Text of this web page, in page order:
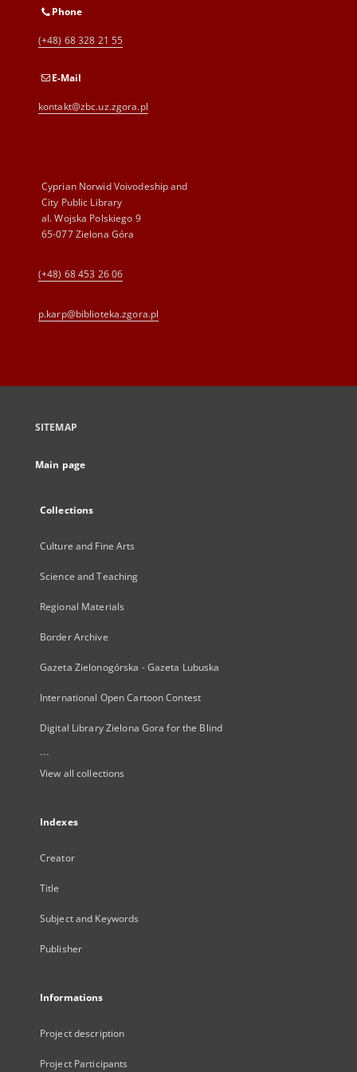
Phone
(+48) 68 328 21 55
E-Mail
kontakt@zbc.uz.zgora.pl
Cyprian Norwid Voivodeship and
City Public Library
al. Wojska Polskiego 9
65-077 Zielona Góra
(+48) 68 453 26 06
p.karp@biblioteka.zgora.pl
SITEMAP
Main page
Collections
Culture and Fine Arts
Science and Teaching
Regional Materials
Border Archive
Gazeta Zielonogórska - Gazeta Lubuska
International Open Cartoon Contest
Digital Library Zielona Gora for the Blind
...
View all collections
Indexes
Creator
Title
Subject and Keywords
Publisher
Informations
Project description
Project Participants